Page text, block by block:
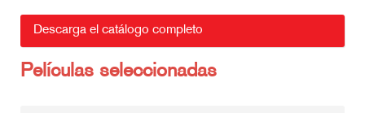
Descarga el catálogo completo
Películas seleccionadas